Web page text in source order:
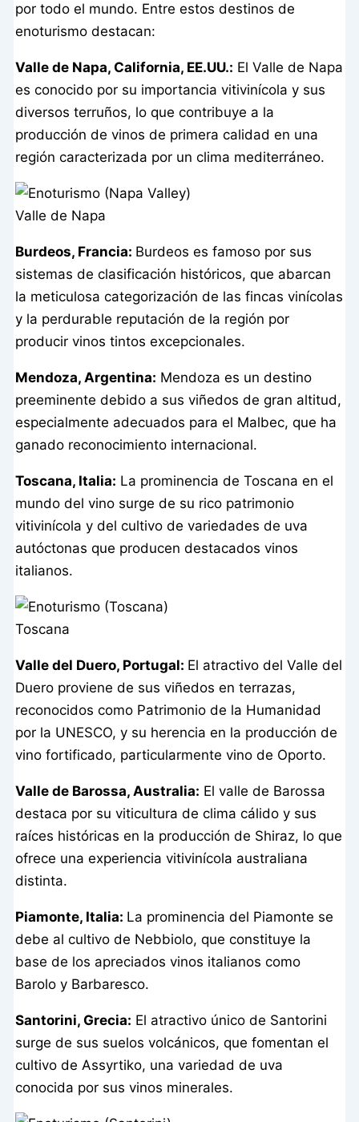
por todo el mundo. Entre estos destinos de
enoturismo destacan:
Valle de Napa, California, EE.UU.: El Valle de Napa
es conocido por su importancia vitivinícola y sus
diversos terruños, lo que contribuye a la
producción de vinos de primera calidad en una
región caracterizada por un clima mediterráneo.
Valle de Napa
Burdeos, Francia: Burdeos es famoso por sus
sistemas de clasificación históricos, que abarcan
la meticulosa categorización de las fincas vinícolas
y la perdurable reputación de la región por
producir vinos tintos excepcionales.
Mendoza, Argentina: Mendoza es un destino
preeminente debido a sus viñedos de gran altitud,
especialmente adecuados para el Malbec, que ha
ganado reconocimiento internacional.
Toscana, Italia: La prominencia de Toscana en el
mundo del vino surge de su rico patrimonio
vitivinícola y del cultivo de variedades de uva
autóctonas que producen destacados vinos
italianos.
Toscana
Valle del Duero, Portugal: El atractivo del Valle del
Duero proviene de sus viñedos en terrazas,
reconocidos como Patrimonio de la Humanidad
por la UNESCO, y su herencia en la producción de
vino fortificado, particularmente vino de Oporto.
Valle de Barossa, Australia: El valle de Barossa
destaca por su viticultura de clima cálido y sus
raíces históricas en la producción de Shiraz, lo que
ofrece una experiencia vitivinícola australiana
distinta.
Piamonte, Italia: La prominencia del Piamonte se
debe al cultivo de Nebbiolo, que constituye la
base de los apreciados vinos italianos como
Barolo y Barbaresco.
Santorini, Grecia: El atractivo único de Santorini
surge de sus suelos volcánicos, que fomentan el
cultivo de Assyrtiko, una variedad de uva
conocida por sus vinos minerales.